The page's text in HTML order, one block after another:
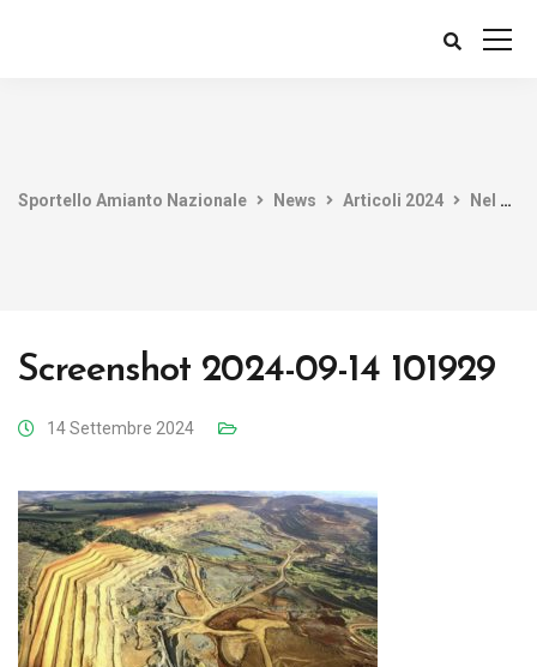
Sportello Amianto Nazionale News Articoli 2024 Nel 2024 ETERNIT è viva e continua a produrre morte
Screenshot 2024-09-14 101929
14 Settembre 2024